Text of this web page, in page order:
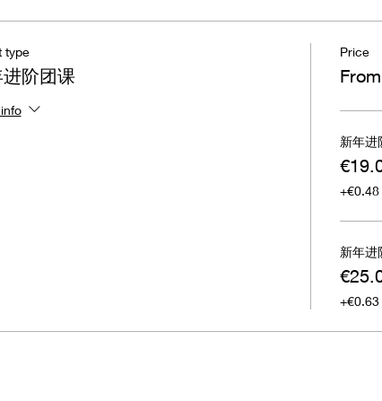
type
阶团课
Price
新年进
新年进